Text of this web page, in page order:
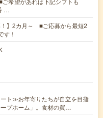
…
！】2カ月～ ■ご応募から最短2
す！
ト≫お年寄りたちが自立を目指
プホーム」。食材の買…